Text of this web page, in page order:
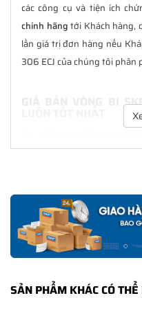
các công cụ và tiện ích
chính hãngtới Khách hàng,
lần giá trị đơn hàng nếu
306 ECJ của chúng tôi phân
GIÁ BÁN VÒNG BI
nhất với nhiều ưu đãi kèm
CHẾ ĐỘ BẢO HÀNH
HÃNG
Tất cả các sản phẩm SKF
phối đều được bảo hành
hành của nhà sản xuất.
SẢN PHẨM KHÁC CÓ